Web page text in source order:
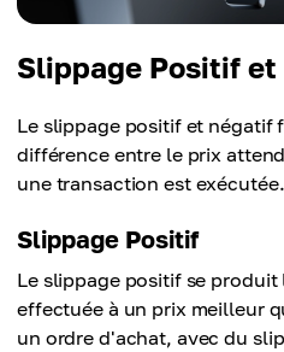
Slippage Positif
Le slippage positif et négatif
différence entre le prix
une transaction est
Slippage Positif
Le slippage positif se
effectuée à un prix meilleur
un ordre d'achat, avec du